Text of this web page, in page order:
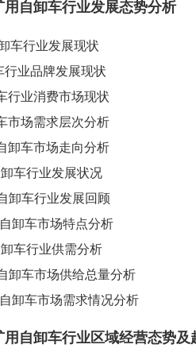
用自卸车行业发展态势分析
车行业发展现状
行业品牌发展现状
行业消费市场现状
市场需求层次分析
卸车市场走向分析
车行业发展状况
卸车行业发展回顾
卸车市场特点分析
车行业供需分析
卸车市场供给总量分析
卸车市场需求情况分析
用自卸车行业区域经营态势及